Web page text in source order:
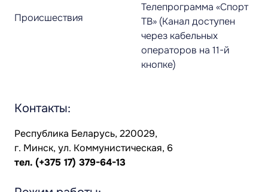
Происшествия
Телепрограмма «Спорт
ТВ» (Канал доступен
через кабельных
операторов на 11-й
кнопке)
Контакты:
Республика Беларусь, 220029,
г. Минск, ул. Коммунистическая, 6
тел. (+375 17) 379-64-13